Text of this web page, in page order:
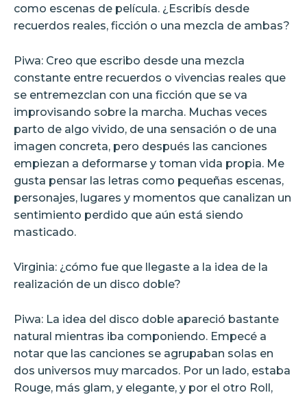
como escenas de película. ¿Escribís desde
recuerdos reales, ficción o una mezcla de ambas?
Piwa: Creo que escribo desde una mezcla
constante entre recuerdos o vivencias reales que
se entremezclan con una ficción que se va
improvisando sobre la marcha. Muchas veces
parto de algo vivido, de una sensación o de una
imagen concreta, pero después las canciones
empiezan a deformarse y toman vida propia. Me
gusta pensar las letras como pequeñas escenas,
personajes, lugares y momentos que canalizan un
sentimiento perdido que aún está siendo
masticado.
Virginia: ¿cómo fue que llegaste a la idea de la
realización de un disco doble?
Piwa: La idea del disco doble apareció bastante
natural mientras iba componiendo. Empecé a
notar que las canciones se agrupaban solas en
dos universos muy marcados. Por un lado, estaba
Rouge, más glam, y elegante, y por el otro Roll,